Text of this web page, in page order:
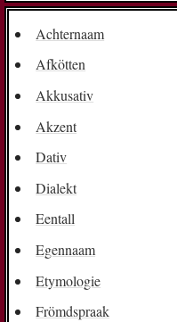
Achternaam
Afkötten
Akkusativ
Akzent
Dativ
Dialekt
Eentall
Egennaam
Etymologie
Frömdspraak